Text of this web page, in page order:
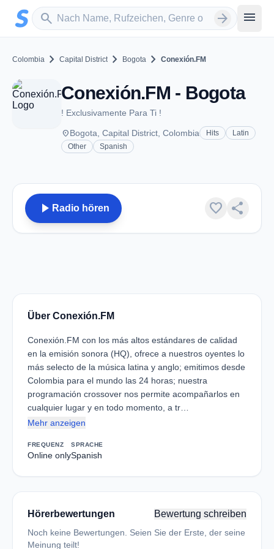
Zum Hauptinhalt springen
search
Sender suchen arrow_forward menu
Colombia chevron_right Capital District chevron_right Bogota chevron_right Conexión.FM
Conexión.FM - Bogota
! Exclusivamente Para Ti !
placeBogota, Capital District, Colombia Hits
Latin
Other
Spanish
play_arrow Radio hören favorite share
Über Conexión.FM
Conexión.FM con los más altos estándares de calidad
en la emisión sonora (HQ), ofrece a nuestros oyentes lo
más selecto de la música latina y anglo; emitimos desde
Colombia para el mundo las 24 horas; nuestra
programación crossover nos permite acompañarlos en
cualquier lugar y en todo momento, a tr…
Mehr anzeigen
FREQUENZ
Online only
SPRACHE
Spanish
Hörerbewertungen Bewertung schreiben
Noch keine Bewertungen. Seien Sie der Erste, der seine
Meinung teilt!